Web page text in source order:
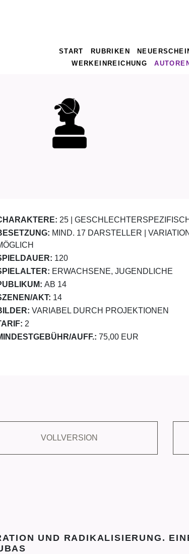
START RUBRIKEN
WERKEINREICHUNG
25 |
MIND. 17 DARSTELLER |
120
ERWACHSENE, JUGENDLICHE
AB 14
AKT: 14
VARIABEL DURCH PROJEKTIONEN
2
AUFF.: 75,00 EUR
VOLLVERSION
UND RADIKALISIERUNG.